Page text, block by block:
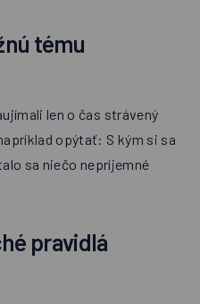
tému
len o čas strávený
opýtať: S kým si sa
sa niečo nepríjemné
pravidlá